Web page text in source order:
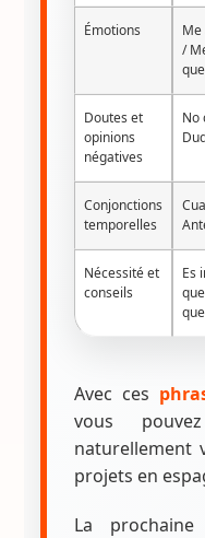
Émotions
/
que
Doutes et
opinions
négatives
No
Conjonctions
temporelles
Nécessité et
conseils
Es
que
Avec ces
vous
naturellement
projets en
La